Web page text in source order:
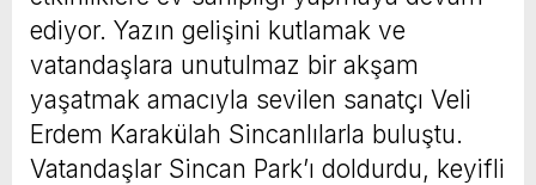
ediyor. Yazın gelişini kutlamak ve
vatandaşlara unutulmaz bir akşam
yaşatmak amacıyla sevilen sanatçı Veli
Erdem Karakülah Sincanlılarla buluştu.
Vatandaşlar Sincan Park’ı doldurdu, keyifli